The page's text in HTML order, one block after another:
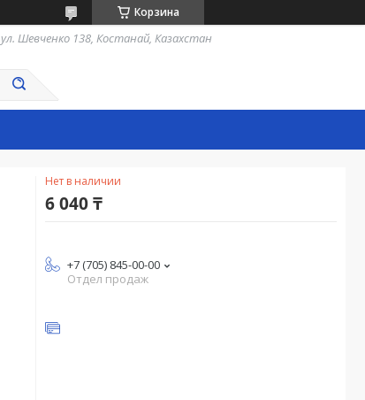
Корзина
ул. Шевченко 138, Костанай, Казахстан
Нет в наличии
6 040 ₸
+7 (705) 845-00-00
Отдел продаж